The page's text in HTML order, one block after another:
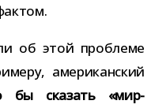
об этой про­блеме
аме­ри­кан­ский
бы ска­зать «мир-​